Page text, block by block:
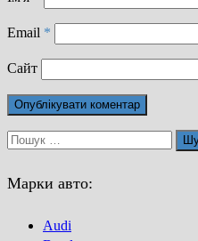
Email *
Сайт
Пошук:
Марки авто:
Audi